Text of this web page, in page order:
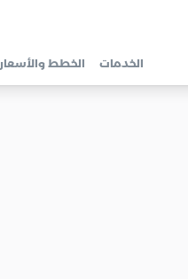
الخدمات الخطط والأسعار